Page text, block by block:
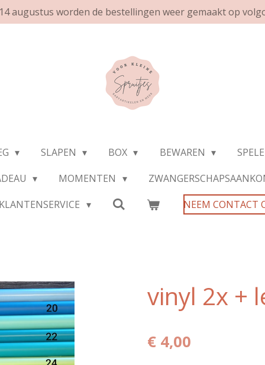
augustus worden de bestellingen weer gemaakt op
SLAPEN BOX BEWAREN
MOMENTEN
KLANTENSERVICE
NEEM CONTACT
vinyl 2x +
€ 4,00